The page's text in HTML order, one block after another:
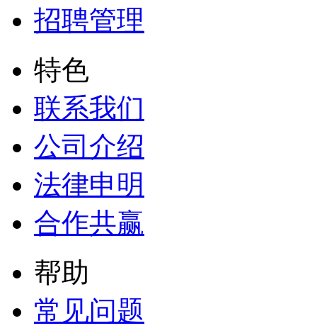
招聘管理
特色
联系我们
公司介绍
法律申明
合作共赢
帮助
常见问题